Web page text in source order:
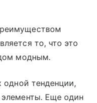
то, что это
модным.
одной тенденции,
Еще один